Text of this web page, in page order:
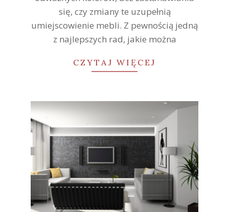
się, czy zmiany te uzupełnią
umiejscowienie mebli. Z pewnością jedną
z najlepszych rad, jakie można
CZYTAJ WIĘCEJ